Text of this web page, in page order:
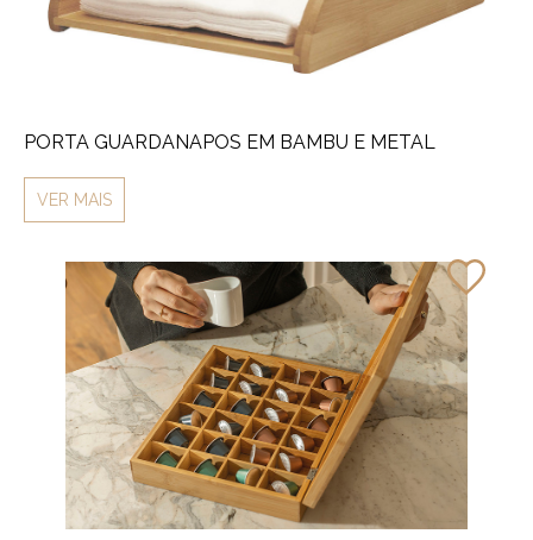
PORTA GUARDANAPOS EM BAMBU E METAL
VER MAIS